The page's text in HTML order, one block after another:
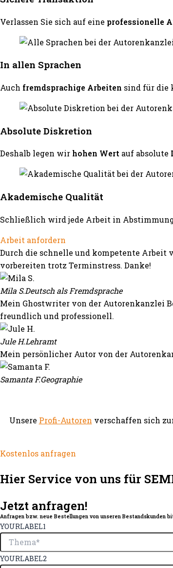
Verlassen Sie sich auf eine professionelle
In allen Sprachen
Auch fremdsprachige Arbeiten sind für die
Absolute Diskretion
Deshalb legen wirhohen Wert auf absolute
Akademische Qualität
Schließlich wird jede Arbeit in
Arbeit anfordern
Durch die schnelle und kompetente
vorbereiten trotz Terminstress. Danke!
Mila S.Deutsch als Fremdsprache
Mein Ghostwriter von der Autorenkanzlei
freundlich und professionell.
Jule H.Lehramt
Mein persönlicher Autor von der
Samanta F.Geographie
Unsere Profi-Autoren verschaffen sich
Kostenlos anfragen
Hier Service von uns für
Jetzt anfragen!
Anfragen bzw. neue Bestellungen von unseren Bestandskunden
YOURLABEL1
YOURLABEL2